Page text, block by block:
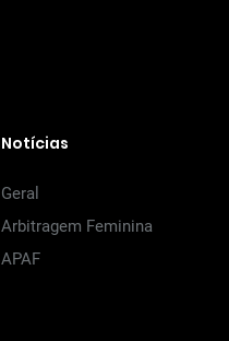
Notícias
Geral
Arbitragem Feminina
APAF